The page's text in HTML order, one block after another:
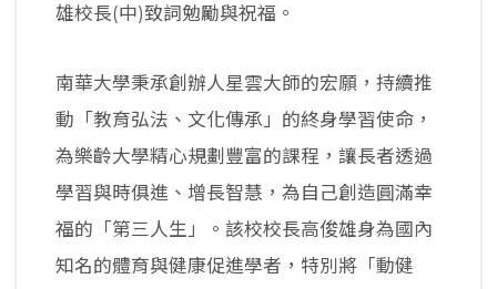
雄校長(中)致詞勉勵與祝福。
南華大學秉承創辦人星雲大師的宏願，持續推
動「教育弘法、文化傳承」的終身學習使命，
為樂齡大學精心規劃豐富的課程，讓長者透過
學習與時俱進、增長智慧，為自己創造圓滿幸
福的「第三人生」。該校校長高俊雄身為國內
知名的體育與健康促進學者，特別將「動健